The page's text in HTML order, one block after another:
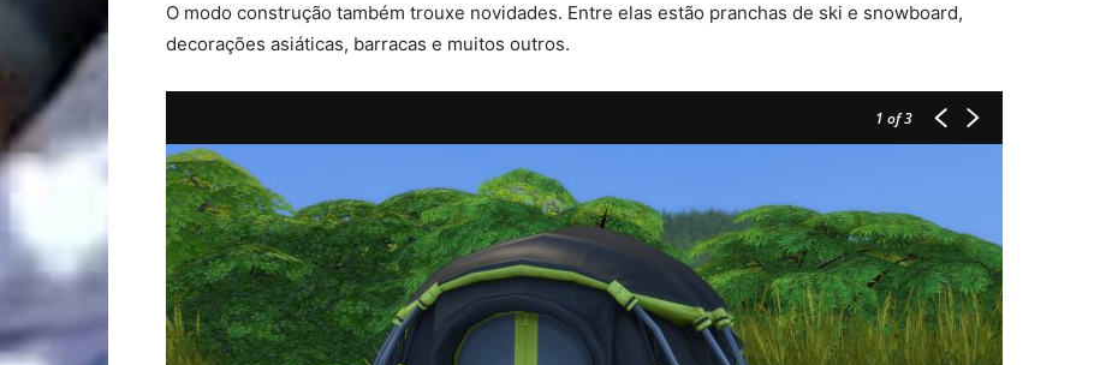
O modo construção também trouxe novidades. Entre elas estão pranchas de ski e snowboard,
decorações asiáticas, barracas e muitos outros.
1 of 3